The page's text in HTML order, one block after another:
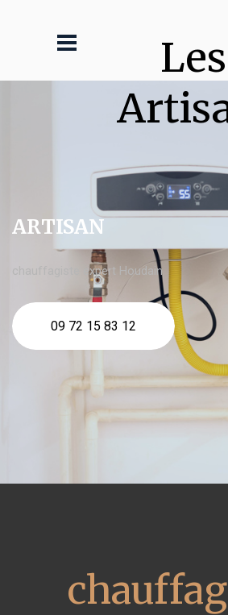
Les
ARTISAN
chauffagiste expert Houdain
09 72 15 83 12